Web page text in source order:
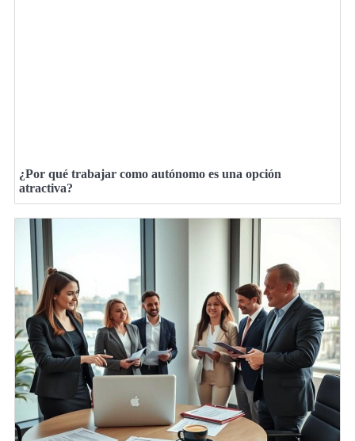
¿Por qué trabajar como autónomo es una opción
atractiva?